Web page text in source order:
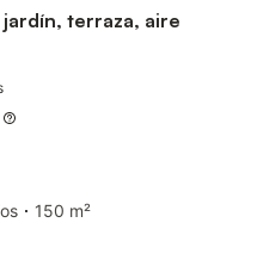
terraza, aire
150 m²